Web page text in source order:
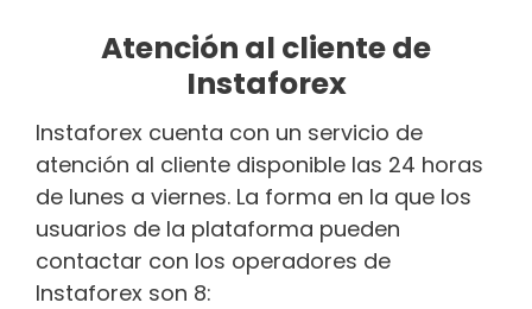
Atención al cliente de
Instaforex
Instaforex cuenta con un servicio de
atención al cliente disponible las 24 horas
de lunes a viernes. La forma en la que los
usuarios de la plataforma pueden
contactar con los operadores de
Instaforex son 8: